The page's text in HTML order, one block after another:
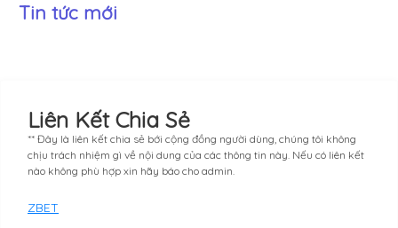
Tin tức mới
Liên Kết Chia Sẻ
** Đây là liên kết chia sẻ bới cộng đồng người dùng, chúng tôi không
chịu trách nhiệm gì về nội dung của các thông tin này. Nếu có liên kết
nào không phù hợp xin hãy báo cho admin.
ZBET